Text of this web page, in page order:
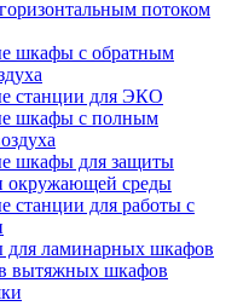
потоком
шкафы с обратным
станции для ЭКО
шкафы с полным
шкафы для защиты
окружающей среды
станции для работы с
для ламинарных шкафов
вытяжных шкафов